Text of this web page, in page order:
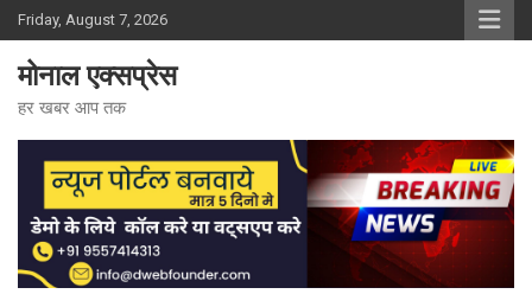
Skip
to
content
Friday, August 7, 2026
मोनाल एक्सप्रेस
हर खबर आप तक